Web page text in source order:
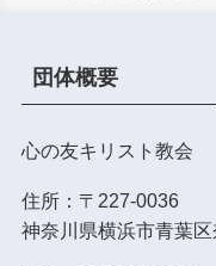
団体概要
心の友キリスト教会
住所：〒227-0036
神奈川県横浜市青葉